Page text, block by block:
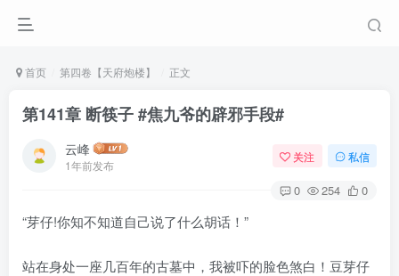
首页 第四卷【天府炮楼】 正文
第141章 断筷子 #焦九爷的辟邪手段#
云峰
1年前发布
关注 私信
0 254 0
“芽仔!你知不知道自己说了什么胡话！”
站在身处一座几百年的古墓中，我被吓的脸色煞白！豆芽仔